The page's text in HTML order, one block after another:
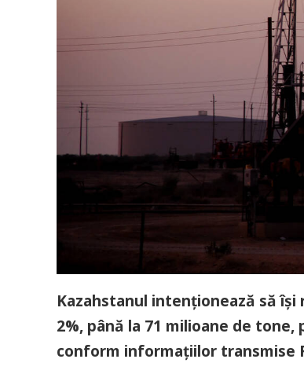
Kazahstanul intenţionează să
2%, până la 71 milioane de
conform informaţiilor transmise